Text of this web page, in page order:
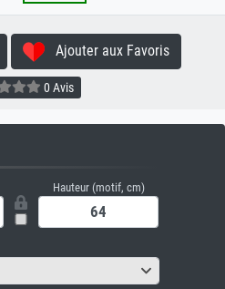
Ajouter aux Favoris
0 Avis
Hauteur (motif, cm)